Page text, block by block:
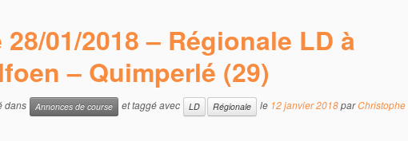
28/01/2018 – Régionale LD à
– Quimperlé (29)
dans Annonces de course et taggé avec LD Régionale le 12 janvier 2018parChristophe